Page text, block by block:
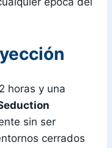
horas y una
sin ser
cerrados